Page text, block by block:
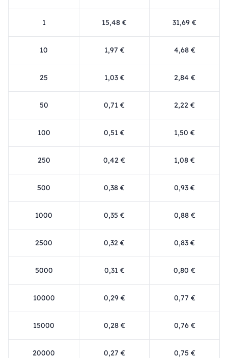
1 15,48 € 31,69 €
10 1,97 € 4,68 €
25 1,03 € 2,84 €
50 0,71 € 2,22 €
100 0,51 € 1,50 €
250 0,42 € 1,08 €
500 0,38 € 0,93 €
1000 0,35 € 0,88 €
2500 0,32 € 0,83 €
5000 0,31 € 0,80 €
10000 0,29 € 0,77 €
15000 0,28 € 0,76 €
20000 0,27 € 0,75 €